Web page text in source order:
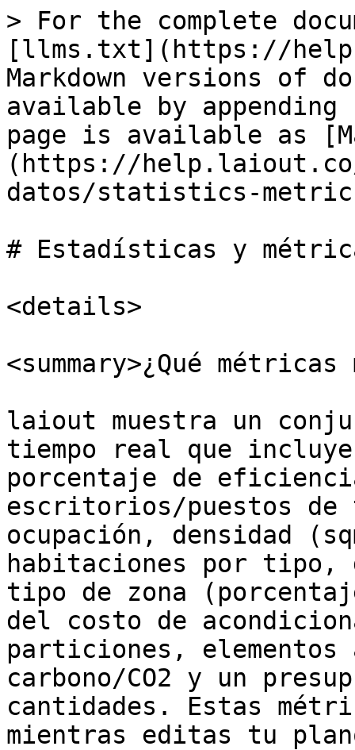
> For the complete
[llms.txt](https://
Markdown versions of
available by
page is available as
(https://
datos/statistics-
# Estadísticas y
<details>
<summary>¿Qué
laiout muestra un
tiempo real que
porcentaje de
escritorios/puestos
ocupación, densidad
habitaciones por
tipo de zona
del costo de
particiones, elementos
carbono/CO2 y un
cantidades. Estas
mientras editas tu